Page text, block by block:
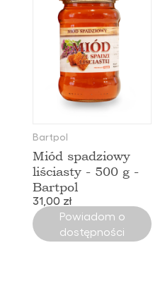
Bartpol
Miód spadziowy
liściasty - 500 g -
Bartpol
31,00 zł
Powiadom o
dostępności